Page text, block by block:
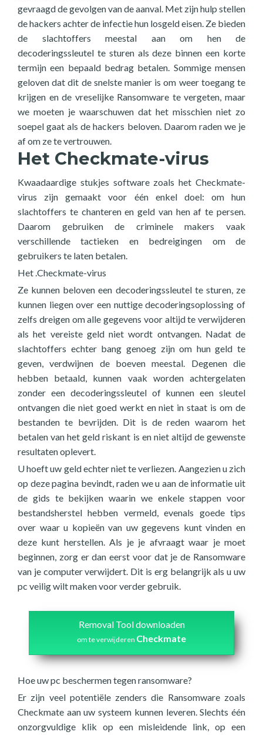
gevraagd de gevolgen van de aanval. Met zijn hulp stellen
de hackers achter de infectie hun losgeld eisen. Ze bieden
de slachtoffers meestal aan om hen de
decoderingssleutel te sturen als deze binnen een korte
termijn een bepaald bedrag betalen. Sommige mensen
geloven dat dit de snelste manier is om weer toegang te
krijgen en de vreselijke Ransomware te vergeten, maar
we moeten je waarschuwen dat het misschien niet zo
soepel gaat als de hackers beloven. Daarom raden we je
af om ze te vertrouwen.
Het Checkmate-virus
Kwaadaardige stukjes software zoals het Checkmate-
virus zijn gemaakt voor één enkel doel: om hun
slachtoffers te chanteren en geld van hen af te persen.
Daarom gebruiken de criminele makers vaak
verschillende tactieken en bedreigingen om de
gebruikers te laten betalen.
Het .Checkmate-virus
Ze kunnen beloven een decoderingssleutel te sturen, ze
kunnen liegen over een nuttige decoderingsoplossing of
zelfs dreigen om alle gegevens voor altijd te verwijderen
als het vereiste geld niet wordt ontvangen. Nadat de
slachtoffers echter bang genoeg zijn om hun geld te
geven, verdwijnen de boeven meestal. Degenen die
hebben betaald, kunnen vaak worden achtergelaten
zonder een decoderingssleutel of kunnen een sleutel
ontvangen die niet goed werkt en niet in staat is om de
bestanden te bevrijden. Dit is de reden waarom het
betalen van het geld riskant is en niet altijd de gewenste
resultaten oplevert.
U hoeft uw geld echter niet te verliezen. Aangezien u zich
op deze pagina bevindt, raden we u aan de informatie uit
de gids te bekijken waarin we enkele stappen voor
bestandsherstel hebben vermeld, evenals goede tips
over waar u kopieën van uw gegevens kunt vinden en
deze kunt herstellen. Als je je afvraagt waar je moet
beginnen, zorg er dan eerst voor dat je de Ransomware
van je computer verwijdert. Dit is erg belangrijk als u uw
pc veilig wilt maken voor verder gebruik.
Removal Tool downloaden
om te verwijderen Checkmate
Hoe uw pc beschermen tegen ransomware?
Er zijn veel potentiële zenders die Ransomware zoals
Checkmate aan uw systeem kunnen leveren. Slechts één
onzorgvuldige klik op een misleidende link, op een